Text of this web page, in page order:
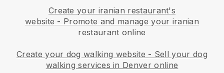
Create your iranian restaurant's
website - Promote and manage your iranian
restaurant online
Create your dog walking website - Sell your dog
walking services in Denver online